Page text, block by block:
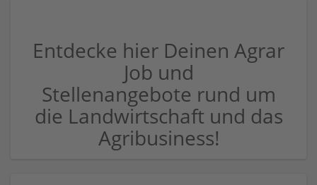
Entdecke hier Deinen Agrar
Job und
Stellenangebote rund um
die Landwirtschaft und das
Agribusiness!